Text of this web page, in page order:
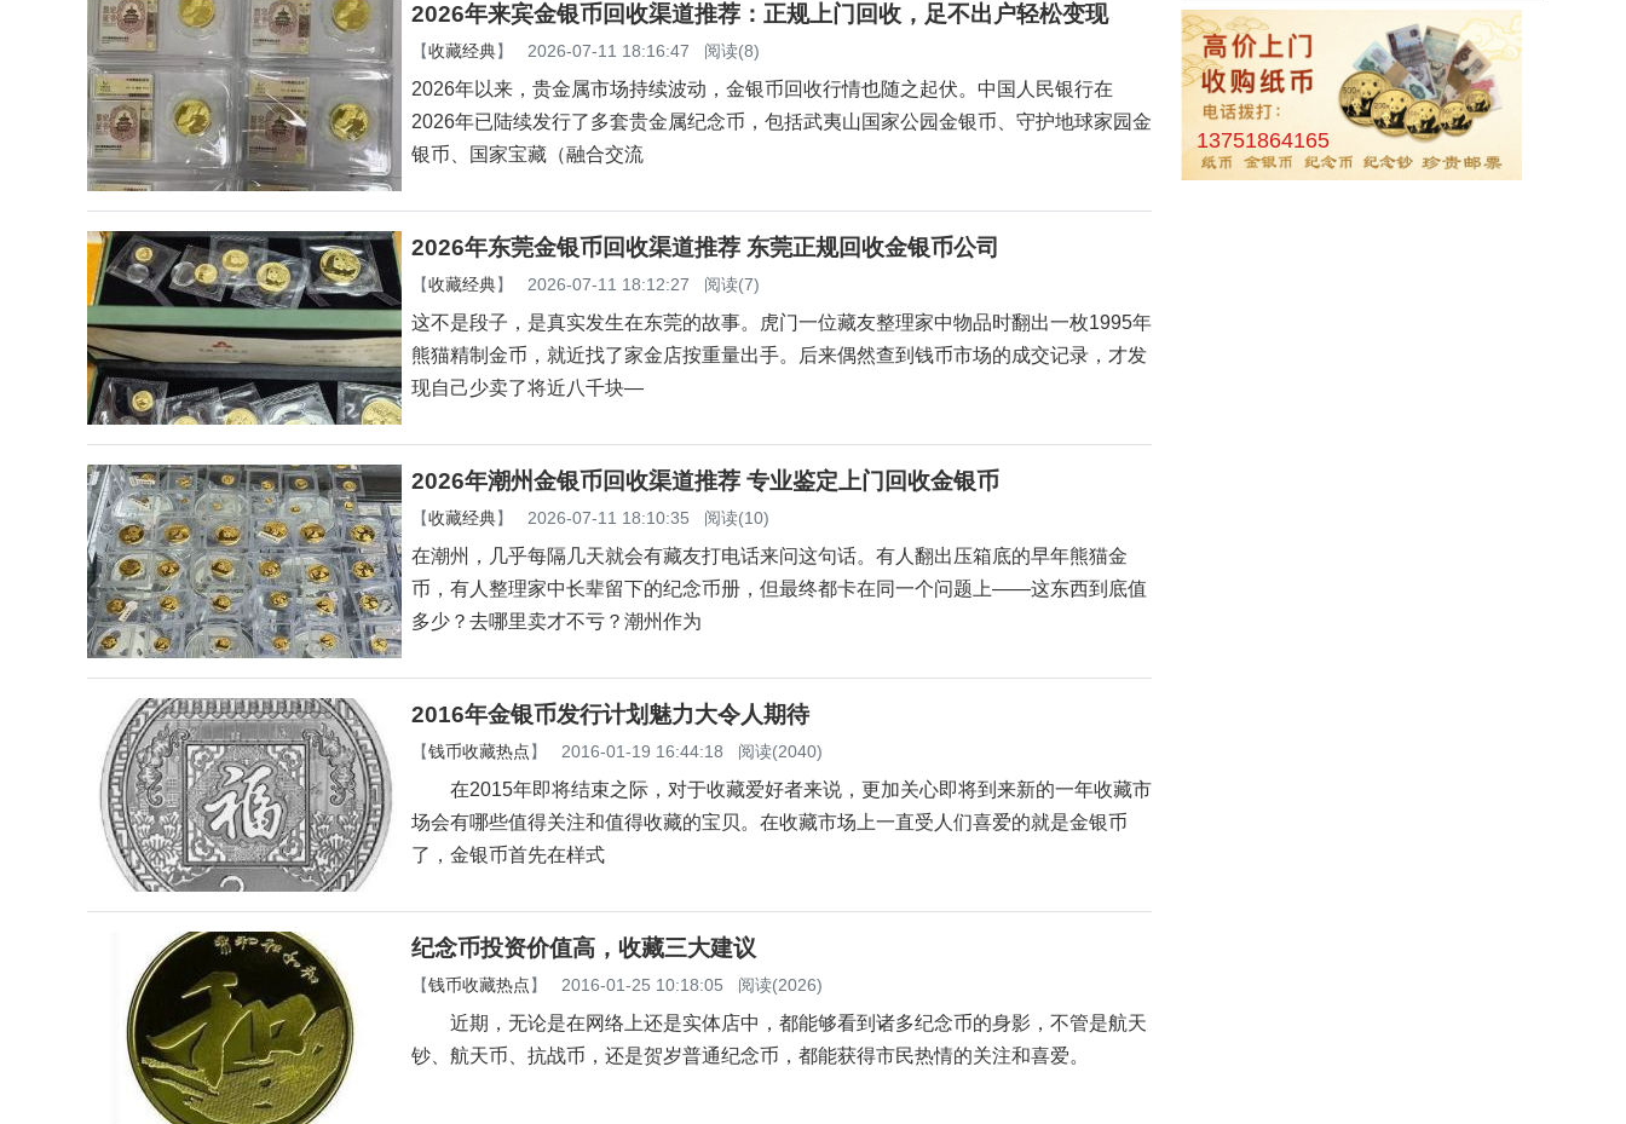
2026年来宾金银币回收渠道推荐：正规上门回收，足不出户轻松变现
【收藏经典】 2026-07-11 18:16:47 阅读(8)
2026年以来，贵金属市场持续波动，金银币回收行情也随之起伏。中国人民银行在
2026年已陆续发行了多套贵金属纪念币，包括武夷山国家公园金银币、守护地球家园金
银币、国家宝藏（融合交流
2026年东莞金银币回收渠道推荐 东莞正规回收金银币公司
【收藏经典】 2026-07-11 18:12:27 阅读(7)
这不是段子，是真实发生在东莞的故事。虎门一位藏友整理家中物品时翻出一枚1995年
熊猫精制金币，就近找了家金店按重量出手。后来偶然查到钱币市场的成交记录，才发
现自己少卖了将近八千块—
2026年潮州金银币回收渠道推荐 专业鉴定上门回收金银币
【收藏经典】 2026-07-11 18:10:35 阅读(10)
在潮州，几乎每隔几天就会有藏友打电话来问这句话。有人翻出压箱底的早年熊猫金
币，有人整理家中长辈留下的纪念币册，但最终都卡在同一个问题上——这东西到底值
多少？去哪里卖才不亏？潮州作为
2016年金银币发行计划魅力大令人期待
【钱币收藏热点】 2016-01-19 16:44:18 阅读(2040)
在2015年即将结束之际，对于收藏爱好者来说，更加关心即将到来新的一年收藏市
场会有哪些值得关注和值得收藏的宝贝。在收藏市场上一直受人们喜爱的就是金银币
了，金银币首先在样式
纪念币投资价值高，收藏三大建议
【钱币收藏热点】 2016-01-25 10:18:05 阅读(2026)
近期，无论是在网络上还是实体店中，都能够看到诸多纪念币的身影，不管是航天
钞、航天币、抗战币，还是贺岁普通纪念币，都能获得市民热情的关注和喜爱。
13751864165